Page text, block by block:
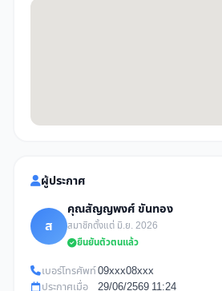
ผู้ประกาศ
ส
คุณสัญญพงศ์ ขันทอง
สมาชิกตั้งแต่ มิ.ย. 2026
ยืนยันตัวตนแล้ว
เบอร์โทรศัพท์09xxx08xxx
ประกาศเมื่อ
29/06/2569 11:24